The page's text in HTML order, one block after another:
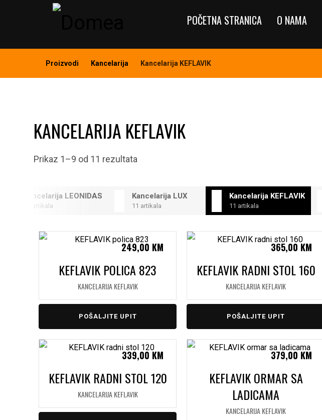
POČETNA STRANICA O NAMA
Proizvodi Kancelarija Kancelarija KEFLAVIK
KANCELARIJA KEFLAVIK
Prikaz 1–9 od 11 rezultata
Kancelarija LEONIDAS
12 artikala
Kancelarija LUX
11 artikala
Kancelarija KEFLAVIK
11 artikala
KEFLAVIK POLICA 823
KANCELARIJA KEFLAVIK
249,00 KM
POŠALJITE UPIT
KEFLAVIK RADNI STOL 160
KANCELARIJA KEFLAVIK
365,00 KM
POŠALJITE UPIT
KEFLAVIK RADNI STOL 120
KANCELARIJA KEFLAVIK
339,00 KM
KEFLAVIK ORMAR SA
LADICAMA
KANCELARIJA KEFLAVIK
379,00 KM